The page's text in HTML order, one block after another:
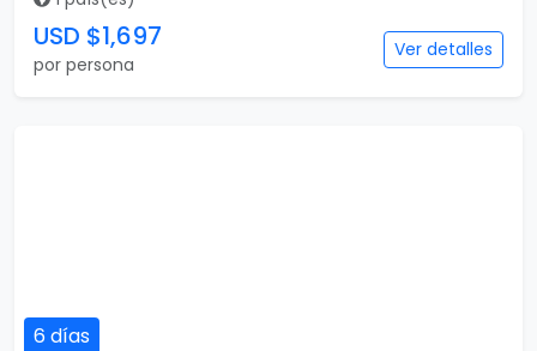
USD $1,697
por persona
Ver detalles
6 días